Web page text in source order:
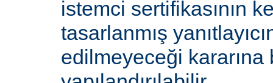
istemci sertifikasının
tasarlanmış
edilmeyeceği kararına